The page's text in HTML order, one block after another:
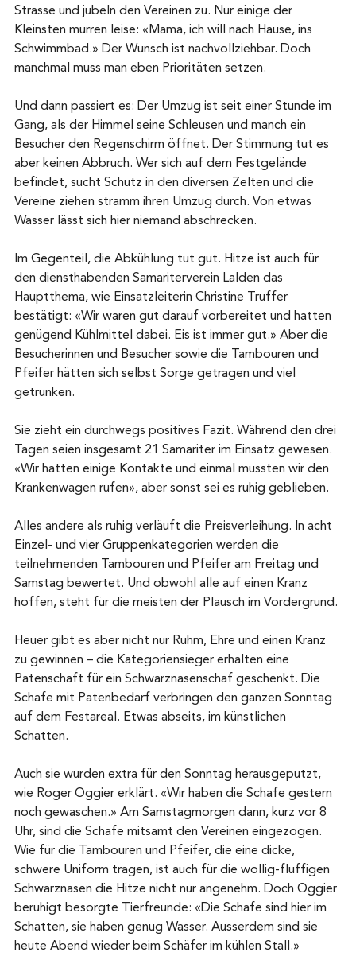
Strasse und jubeln den Vereinen zu. Nur einige der
Kleinsten murren leise: «Mama, ich will nach Hause, ins
Schwimmbad.» Der Wunsch ist nachvollziehbar. Doch
manchmal muss man eben Prioritäten setzen.
Und dann passiert es: Der Umzug ist seit einer Stunde im
Gang, als der Himmel seine Schleusen und manch ein
Besucher den Regenschirm öffnet. Der Stimmung tut es
aber keinen Abbruch. Wer sich auf dem Festgelände
befindet, sucht Schutz in den diversen Zelten und die
Vereine ziehen stramm ihren Umzug durch. Von etwas
Wasser lässt sich hier niemand abschrecken.
Im Gegenteil, die Abkühlung tut gut. Hitze ist auch für
den diensthabenden Samariterverein Lalden das
Hauptthema, wie Einsatzleiterin Christine Truffer
bestätigt: «Wir waren gut darauf vorbereitet und hatten
genügend Kühlmittel dabei. Eis ist immer gut.» Aber die
Besucherinnen und Besucher sowie die Tambouren und
Pfeifer hätten sich selbst Sorge getragen und viel
getrunken.
Sie zieht ein durchwegs positives Fazit. Während den drei
Tagen seien insgesamt 21 Samariter im Einsatz gewesen.
«Wir hatten einige Kontakte und einmal mussten wir den
Krankenwagen rufen», aber sonst sei es ruhig geblieben.
Alles andere als ruhig verläuft die Preisverleihung. In acht
Einzel- und vier Gruppenkategorien werden die
teilnehmenden Tambouren und Pfeifer am Freitag und
Samstag bewertet. Und obwohl alle auf einen Kranz
hoffen, steht für die meisten der Plausch im Vordergrund.
Heuer gibt es aber nicht nur Ruhm, Ehre und einen Kranz
zu gewinnen – die Kategoriensieger erhalten eine
Patenschaft für ein Schwarznasenschaf geschenkt. Die
Schafe mit Patenbedarf verbringen den ganzen Sonntag
auf dem Festareal. Etwas abseits, im künstlichen
Schatten.
Auch sie wurden extra für den Sonntag herausgeputzt,
wie Roger Oggier erklärt. «Wir haben die Schafe gestern
noch gewaschen.» Am Samstagmorgen dann, kurz vor 8
Uhr, sind die Schafe mitsamt den Vereinen eingezogen.
Wie für die Tambouren und Pfeifer, die eine dicke,
schwere Uniform tragen, ist auch für die wollig-fluffigen
Schwarznasen die Hitze nicht nur angenehm. Doch Oggier
beruhigt besorgte Tierfreunde: «Die Schafe sind hier im
Schatten, sie haben genug Wasser. Ausserdem sind sie
heute Abend wieder beim Schäfer im kühlen Stall.»